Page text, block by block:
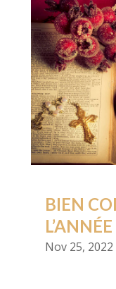
BIEN
L’ANNÉE
Nov 25, 2022